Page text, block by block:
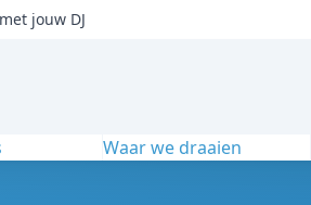
jouw DJ
Waar we draaien